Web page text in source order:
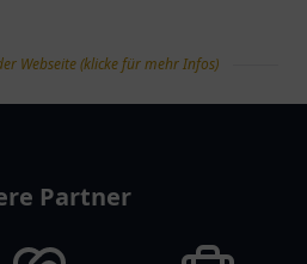
Webseite (klicke für mehr Infos)
Partner